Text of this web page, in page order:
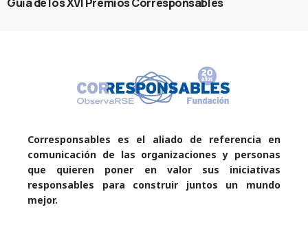
Corresponsables es el aliado de referencia en
comunicación de las organizaciones y personas
que quieren poner en valor sus iniciativas
responsables para construir juntos un mundo
mejor.